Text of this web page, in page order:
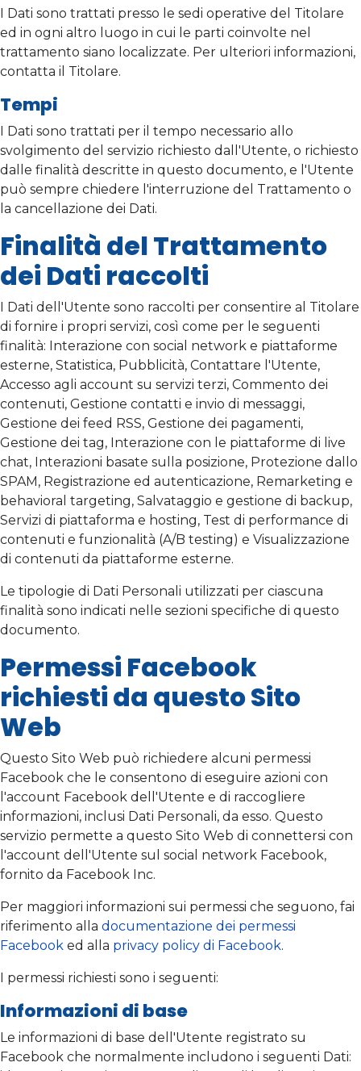
I Dati sono trattati presso le sedi operative del Titolare
ed in ogni altro luogo in cui le parti coinvolte nel
trattamento siano localizzate. Per ulteriori informazioni,
contatta il Titolare.
Tempi
I Dati sono trattati per il tempo necessario allo
svolgimento del servizio richiesto dall'Utente, o richiesto
dalle finalità descritte in questo documento, e l'Utente
può sempre chiedere l'interruzione del Trattamento o
la cancellazione dei Dati.
Finalità del Trattamento
dei Dati raccolti
I Dati dell'Utente sono raccolti per consentire al Titolare
di fornire i propri servizi, così come per le seguenti
finalità: Interazione con social network e piattaforme
esterne, Statistica, Pubblicità, Contattare l'Utente,
Accesso agli account su servizi terzi, Commento dei
contenuti, Gestione contatti e invio di messaggi,
Gestione dei feed RSS, Gestione dei pagamenti,
Gestione dei tag, Interazione con le piattaforme di live
chat, Interazioni basate sulla posizione, Protezione dallo
SPAM, Registrazione ed autenticazione, Remarketing e
behavioral targeting, Salvataggio e gestione di backup,
Servizi di piattaforma e hosting, Test di performance di
contenuti e funzionalità (A/B testing) e Visualizzazione
di contenuti da piattaforme esterne.
Le tipologie di Dati Personali utilizzati per ciascuna
finalità sono indicati nelle sezioni specifiche di questo
documento.
Permessi Facebook
richiesti da questo Sito
Web
Questo Sito Web può richiedere alcuni permessi
Facebook che le consentono di eseguire azioni con
l'account Facebook dell'Utente e di raccogliere
informazioni, inclusi Dati Personali, da esso. Questo
servizio permette a questo Sito Web di connettersi con
l'account dell'Utente sul social network Facebook,
fornito da Facebook Inc.
Per maggiori informazioni sui permessi che seguono, fai
riferimento alla documentazione dei permessi
Facebook ed alla privacy policy di Facebook.
I permessi richiesti sono i seguenti:
Informazioni di base
Le informazioni di base dell'Utente registrato su
Facebook che normalmente includono i seguenti Dati: